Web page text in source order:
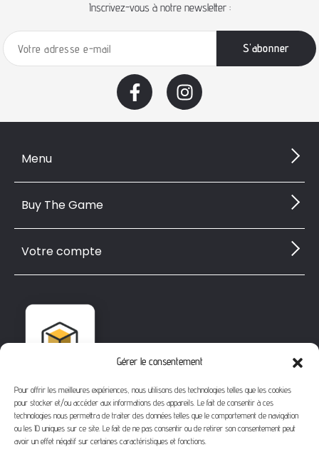
Gérer le consentement
Pour offrir les meilleures expériences, nous utilisons des technologies telles que les cookies
pour stocker et/ou accéder aux informations des appareils. Le fait de consentir à ces
technologies nous permettra de traiter des données telles que le comportement de navigation
ou les ID uniques sur ce site. Le fait de ne pas consentir ou de retirer son consentement peut
avoir un effet négatif sur certaines caractéristiques et fonctions.
Inscrivez-vous à notre newsletter :
1112 Bd Fernand Darchicourt
Menu
Buy The Game
Votre compte